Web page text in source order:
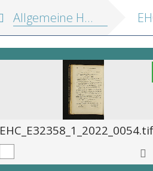
Allgemeine Handelscorrespondenz in 6 Sprachen
EHC_E32358_1_2022_0054.tif